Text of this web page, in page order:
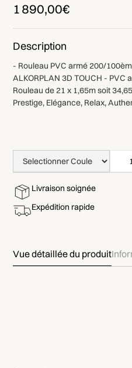
1 890,00€
Description
- Rouleau PVC armé 200/
ALKORPLAN 3D TOUCH - PVC
Rouleau de 21 x 1,65m soit
Prestige, Elégance, Relax,
Livraison soignée
Expédition rapide
Vue détaillée du produit